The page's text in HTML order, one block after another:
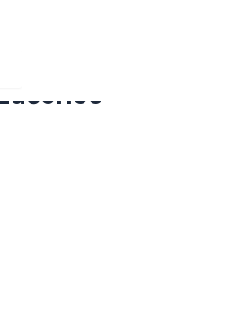
konštrukcie